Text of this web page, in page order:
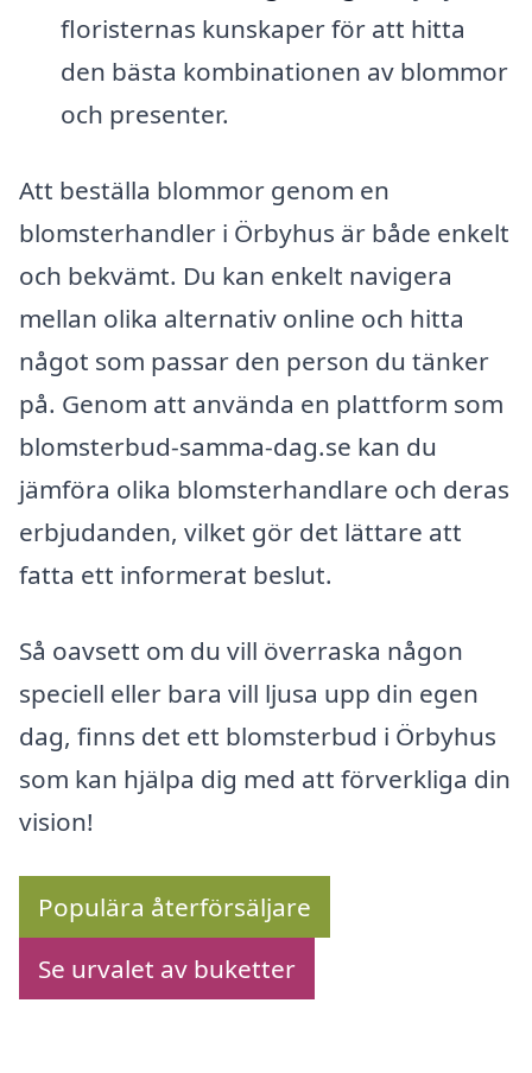
floristernas kunskaper för att hitta
den bästa kombinationen av blommor
och presenter.
Att beställa blommor genom en
blomsterhandler i Örbyhus är både enkelt
och bekvämt. Du kan enkelt navigera
mellan olika alternativ online och hitta
något som passar den person du tänker
på. Genom att använda en plattform som
blomsterbud-samma-dag.se kan du
jämföra olika blomsterhandlare och deras
erbjudanden, vilket gör det lättare att
fatta ett informerat beslut.
Så oavsett om du vill överraska någon
speciell eller bara vill ljusa upp din egen
dag, finns det ett blomsterbud i Örbyhus
som kan hjälpa dig med att förverkliga din
vision!
Populära återförsäljare
Se urvalet av buketter